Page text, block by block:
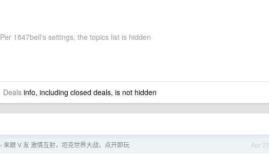
Per 1847bell's settings, the topics list is hidden
Dealsinfo, including closed deals, is not hidden
Apr 21
› 来跟 V 友 激情互射，坦克世界大战，点开即玩